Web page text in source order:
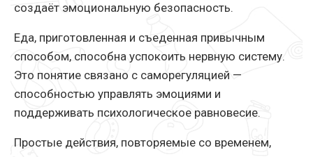
создаёт эмоциональную безопасность.
Еда, приготовленная и съеденная привычным
способом, способна успокоить нервную систему.
Это понятие связано с саморегуляцией —
способностью управлять эмоциями и
поддерживать психологическое равновесие.
Простые действия, повторяемые со временем,